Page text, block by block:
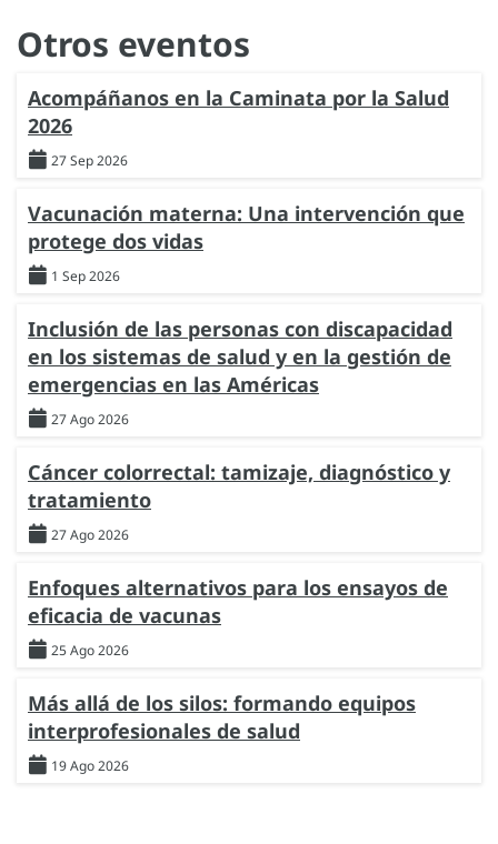
Otros eventos
Acompáñanos en la Caminata por la Salud
2026
27 Sep 2026
Vacunación materna: Una intervención que
protege dos vidas
1 Sep 2026
Inclusión de las personas con discapacidad
en los sistemas de salud y en la gestión de
emergencias en las Américas
27 Ago 2026
Cáncer colorrectal: tamizaje, diagnóstico y
tratamiento
27 Ago 2026
Enfoques alternativos para los ensayos de
eficacia de vacunas
25 Ago 2026
Más allá de los silos: formando equipos
interprofesionales de salud
19 Ago 2026